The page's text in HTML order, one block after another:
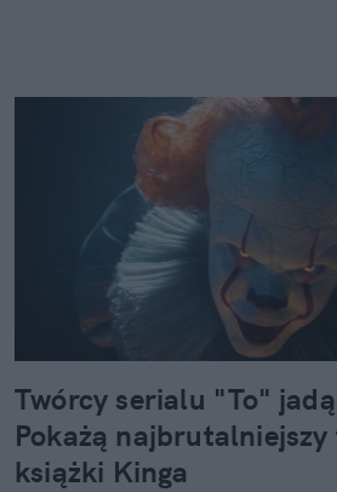
Twórcy serialu "To"
Pokażą
książki Kinga